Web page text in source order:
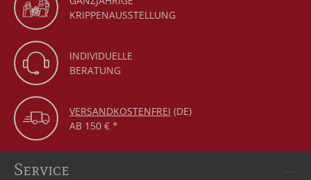
KRIPPENAUSSTELLUNG
INDIVIDUELLE
BERATUNG
VERSANDKOSTENFREI (DE)
AB 150 € *
Service